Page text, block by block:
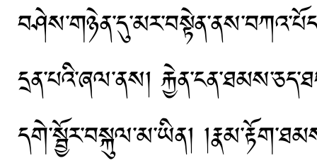
དྲན་པའི་ཞལ་ནས།
དགེ་སྦྱོར་བསྐུལ་མ་ཡིན།